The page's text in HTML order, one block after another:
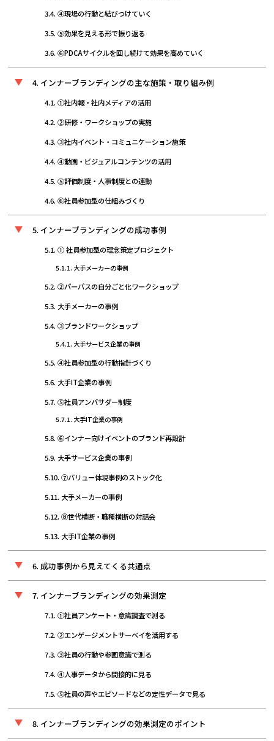
④現場の行動と結びつけていく
⑤効果を見える形で振り返る
⑥PDCAサイクルを回し続けて効果を高めていく
インナーブランディングの主な施策・取り組み例
①社内報・社内メディアの活用
②研修・ワークショップの実施
③社内イベント・コミュニケーション施策
④動画・ビジュアルコンテンツの活用
⑤評価制度・人事制度との連動
⑥社員参加型の仕組みづくり
インナーブランディングの成功事例
① 社員参加型の理念策定プロジェクト
大手メーカーの事例
②パーパスの自分ごと化ワークショップ
大手メーカーの事例
③ブランドワークショップ
大手サービス企業の事例
④社員参加型の行動指針づくり
大手IT企業の事例
⑤社員アンバサダー制度
大手IT企業の事例
⑥インナー向けイベントのブランド再設計
大手サービス企業の事例
⑦バリュー体現事例のストック化
大手メーカーの事例
⑧世代横断・職種横断の対話会
大手IT企業の事例
成功事例から見えてくる共通点
インナーブランディングの効果測定
①社員アンケート・意識調査で測る
②エンゲージメントサーベイを活用する
③社員の行動や参画意識で測る
④人事データから間接的に見る
⑤社員の声やエピソードなどの定性データで見る
インナーブランディングの効果測定のポイント